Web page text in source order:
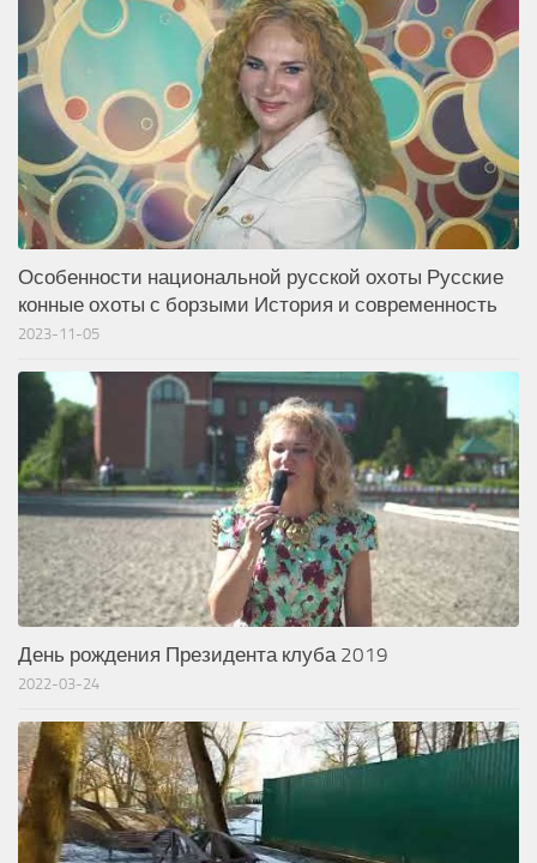
Особенности национальной русской охоты Русские
конные охоты с борзыми История и современность
2023-11-05
День рождения Президента клуба 2019
2022-03-24